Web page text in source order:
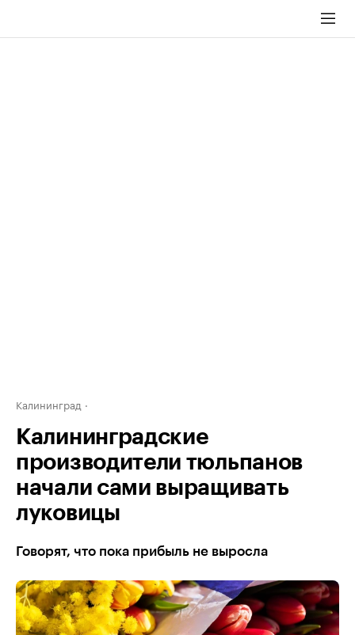
Калининград
Калининградские
производители тюльпанов
начали сами выращивать
луковицы
Говорят, что пока прибыль не выросла